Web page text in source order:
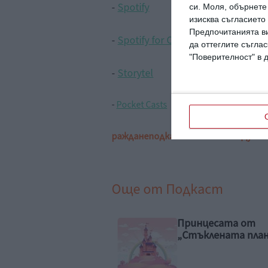
си.
Моля, обърнете
изисква
Предпочитанията
да оттеглите
"Поверителност" в
- Spotify
- Spotify for Creators
- Storytel
- Pocket Casts
ражданеподкастсъветиОлга Дукат
Още от Подкаст
Историята на
брада“